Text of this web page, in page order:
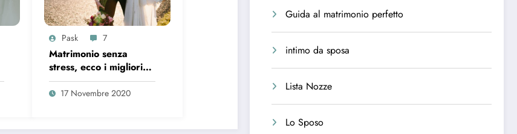
Pask 7
Matrimonio senza
stress, ecco i migliori
consigli da seguire
17 Novembre 2020
Guida al matrimonio perfetto
intimo da sposa
Lista Nozze
Lo Sposo